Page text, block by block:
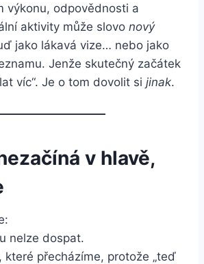
výkonu, odpovědnosti a
aktivity může slovo nový
jako lákavá vize… nebo jako
Jenže skutečný začátek
víc“. Je o tom dovolit si jinak.
v hlavě,
nelze dospat.
které přecházíme, protože „teď